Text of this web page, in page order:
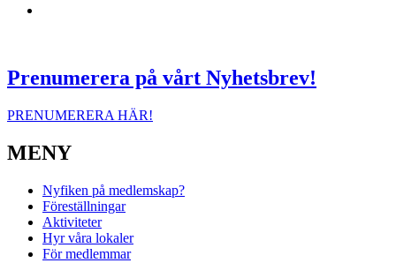
Prenumerera på vårt Nyhetsbrev!
PRENUMERERA HÄR!
MENY
Nyfiken på medlemskap?
Föreställningar
Aktiviteter
Hyr våra lokaler
För medlemmar